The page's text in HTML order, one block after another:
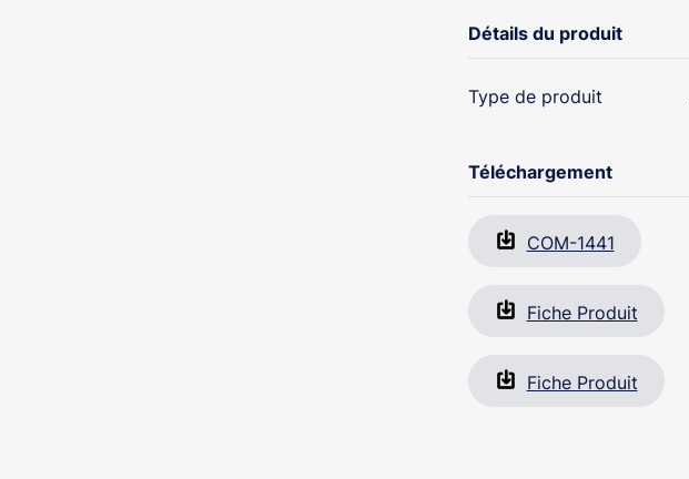
Détails du produit
Type de produit
Téléchargement
COM-1441
Fiche Produit
Fiche Produit